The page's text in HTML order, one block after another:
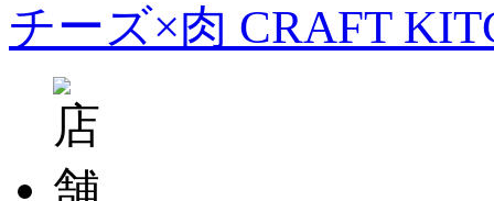
チーズ×肉 CRAFT